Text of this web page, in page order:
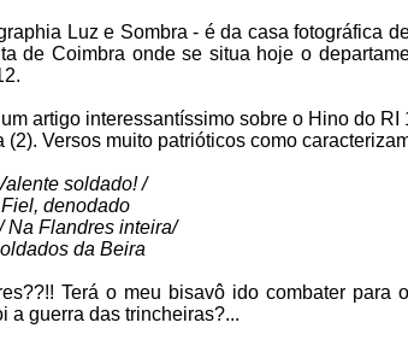
Luz e Sombra - é da casa fotográfica
de Coimbra onde se situa hoje o
artigo interessantíssimo sobre o Hino do RI
(2). Versos muito patrióticos como
soldado! /
denodado
Na Flandres inteira/
da Beira
Terá o meu bisavô ido combater para
a guerra das trincheiras?...